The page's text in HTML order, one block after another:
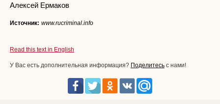
Алексей Ермаков
Источник: www.rucriminal.info
Read this text in English
У Вас есть дополнительная информация? Поделитесь с нами!